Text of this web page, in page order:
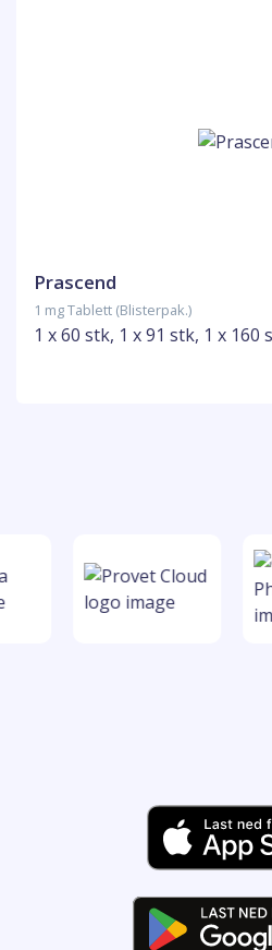
Prascend
1 mg Tablett (Blisterpak.)
1 x 60 stk, 1 x 91 stk, 1 x 160